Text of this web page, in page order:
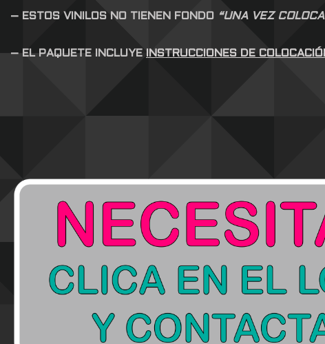
– ESTOS VINILOS NO TIENEN FONDO “UNA VEZ
– EL PAQUETE INCLUYE INSTRUCCIONES DE